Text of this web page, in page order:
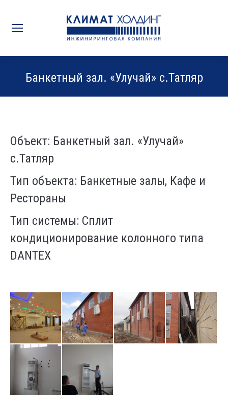
Банкетный зал. «Улучай» с.Татляр
Объект: Банкетный зал. «Улучай»
с.Татляр
Тип объекта: Банкетные залы, Кафе и
Рестораны
Тип системы: Сплит
кондиционирование колонного типа
DANTEX